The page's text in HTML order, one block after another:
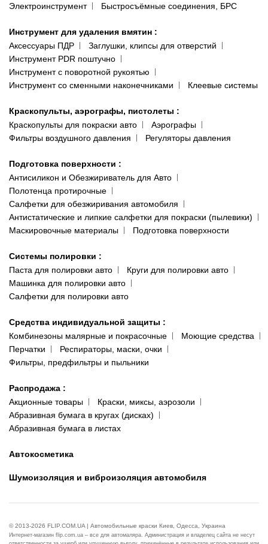
Электроинструмент
Быстросъёмные соединения, БРС
Инструмент для удаления вмятин :
Аксессуары ПДР
Заглушки, клипсы для отверстий
Инструмент PDR поштучно
Инструмент с поворотной рукоятью
Инструмент со сменными наконечниками
Клеевые системы
Краскопульты, аэрографы, пистолеты :
Краскопульты для покраски авто
Аэрографы
Фильтры воздушного давления
Регуляторы давления
Подготовка поверхности :
Антисиликон и Обезжириватель для Авто
Полотенца протирочные
Салфетки для обезжиривания автомобиля
Антистатические и липкие салфетки для покраски (пылевики)
Маскировочные материалы
Подготовка поверхности
Системы полировки :
Паста для полировки авто
Круги для полировки авто
Машинка для полировки авто
Салфетки для полировки авто
Средства индивидуальной защиты :
Комбинезоны малярные и покрасочные
Моющие средства
Перчатки
Респираторы, маски, очки
Фильтры, предфильтры и пыльники
Распродажа :
Акционные товары
Краски, миксы, аэрозоли
Абразивная бумага в кругах (дисках)
Абразивная бумага в листах
Автокосметика
Шумоизоляция и виброизоляция автомобиля
© 2013-2026 FLIP.COM.UA | Автомобильные краски Киев, Одесса, Украина
Интернет-магазин flip.com.ua – все для автомаляра. Администрация и владелец сайта не несут